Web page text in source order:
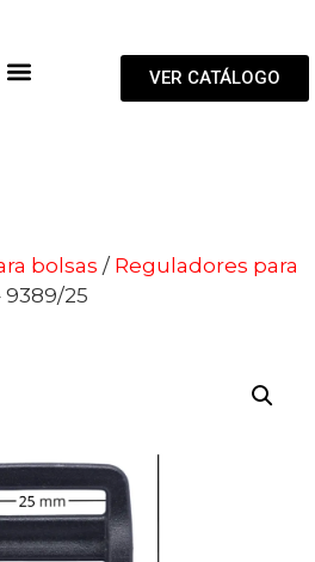
VER CATÁLOGO
bolsas / Reguladores para
25